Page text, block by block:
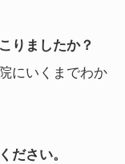
りましたか？
にいくまでわか
ださい。